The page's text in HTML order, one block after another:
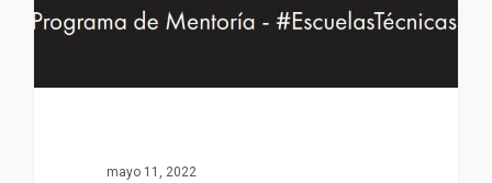
mayo 11, 2022